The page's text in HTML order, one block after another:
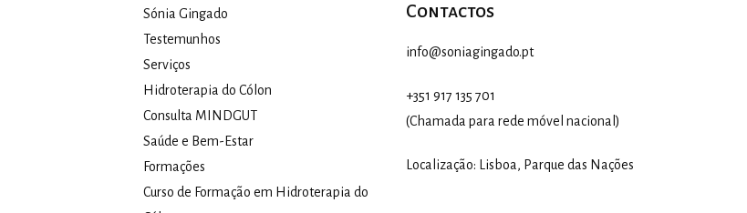
Sónia Gingado
Testemunhos
Serviços
Hidroterapia do Cólon​
Consulta MINDGUT
Saúde e Bem-Estar
Formações
Curso de Formação em Hidroterapia do
Contactos
info@soniagingado.pt
+351 917 135 701
(Chamada para rede móvel nacional)
Localização: Lisboa, Parque das Nações